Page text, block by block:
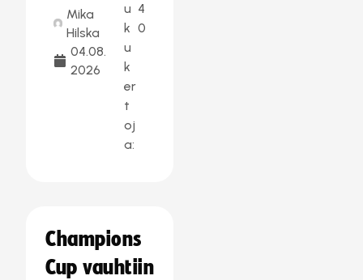
Mika
Hilska
04.08.
2026
u
k
u
k
er
t
oj
a:
4
0
Champions
Cup vauhtiin